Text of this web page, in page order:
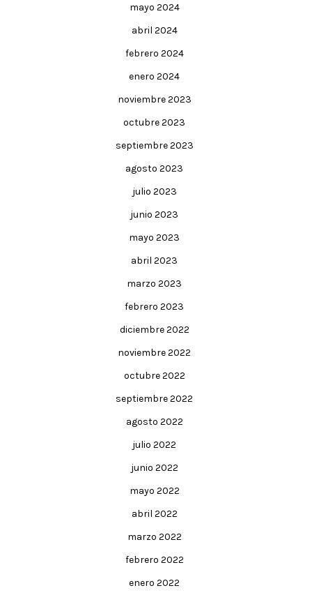
mayo 2024
abril 2024
febrero 2024
enero 2024
noviembre 2023
octubre 2023
septiembre 2023
agosto 2023
julio 2023
junio 2023
mayo 2023
abril 2023
marzo 2023
febrero 2023
diciembre 2022
noviembre 2022
octubre 2022
septiembre 2022
agosto 2022
julio 2022
junio 2022
mayo 2022
abril 2022
marzo 2022
febrero 2022
enero 2022